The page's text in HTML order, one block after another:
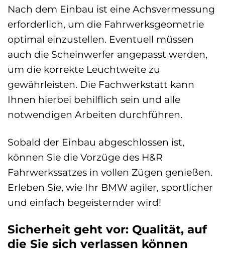
Nach dem Einbau ist eine Achsvermessung
erforderlich, um die Fahrwerksgeometrie
optimal einzustellen. Eventuell müssen
auch die Scheinwerfer angepasst werden,
um die korrekte Leuchtweite zu
gewährleisten. Die Fachwerkstatt kann
Ihnen hierbei behilflich sein und alle
notwendigen Arbeiten durchführen.
Sobald der Einbau abgeschlossen ist,
können Sie die Vorzüge des H&R
Fahrwerkssatzes in vollen Zügen genießen.
Erleben Sie, wie Ihr BMW agiler, sportlicher
und einfach begeisternder wird!
Sicherheit geht vor: Qualität, auf
die Sie sich verlassen können